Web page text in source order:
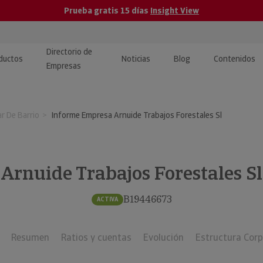
Prueba gratis 15 días Insight View
y ERP
· Recuperación de
Directorio de
Empresas
Noticias Blog Contenidos
y tutoriales
Investigada
De Barrio Informe Empresa Arnuide Trabajos Forestales Sl
Arnuide Trabajos Forestales Sl
ACTIVA B19446673
Resumen Ratios y cuentas Evolución Estructura